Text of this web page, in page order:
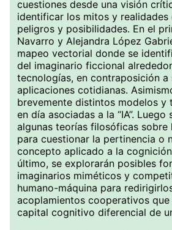
cuestiones desde una visión
identificar los mitos y realidades
peligros y posibilidades. En el
Navarro y Alejandra López
mapeo vectorial donde se
del imaginario ficcional
tecnologías, en contraposición a
aplicaciones cotidianas.
brevemente distintos modelos y
en día asociadas a la “IA”.
algunas teorías filosóficas sobre
para cuestionar la pertinencia o
concepto aplicado a la
último, se explorarán posibles
imaginarios miméticos y
humano-máquina para
acoplamientos cooperativos que
capital cognitivo diferencial de